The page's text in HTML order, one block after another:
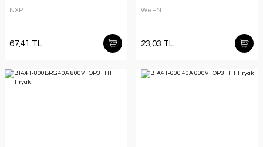
NXP
67,41 TL
WeEN
23,03 TL